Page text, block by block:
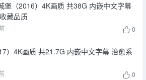
堡（2016）4K画质 共38G 内嵌中文字幕
藏品质
0
）4K画质 共21.7G 内嵌中文字幕 治愈系
0